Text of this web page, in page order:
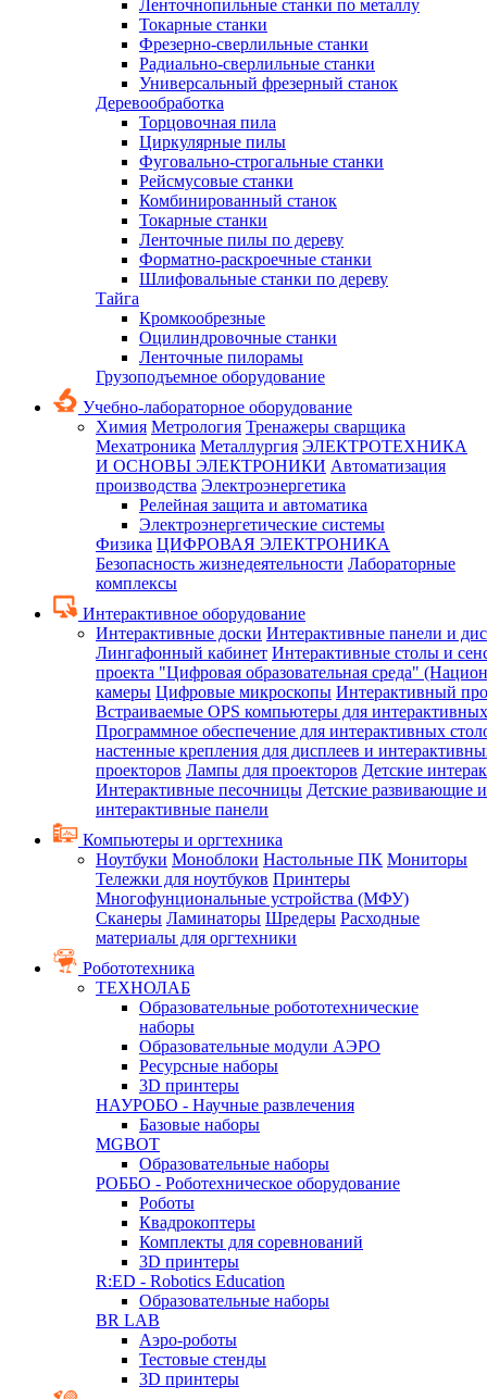
Ленточнопильные станки по металлу
Токарные станки
Фрезерно-сверлильные станки
Радиально-сверлильные станки
Универсальный фрезерный станок
Деревообработка
Торцовочная пила
Циркулярные пилы
Фуговально-строгальные станки
Рейсмусовые станки
Комбинированный станок
Токарные станки
Ленточные пилы по дереву
Форматно-раскроечные станки
Шлифовальные станки по дереву
Тайга
Кромкообрезные
Оцилиндровочные станки
Ленточные пилорамы
Грузоподъемное оборудование
Учебно-лабораторное оборудование
Химия Метрология Тренажеры сварщика
Мехатроника Металлургия ЭЛЕКТРОТЕХНИКА
И ОСНОВЫ ЭЛЕКТРОНИКИ Автоматизация
производства Электроэнергетика
Релейная защита и автоматика
Электроэнергетические системы
Физика ЦИФРОВАЯ ЭЛЕКТРОНИКА
Безопасность жизнедеятельности Лабораторные
комплексы
Интерактивное оборудование
Интерактивные доски Интерактивные панели и
Лингафонный кабинет Интерактивные столы и
проекта "Цифровая образовательная среда"
камеры Цифровые микроскопы Интерактивный
Встраиваемые OPS компьютеры для
Программное обеспечение для интерактивных
настенные крепления для дисплеев и
проекторов Лампы для проекторов Детские
Интерактивные песочницы Детские развивающие
интерактивные панели
Компьютеры и оргтехника
Ноутбуки Моноблоки Настольные ПК Мониторы
Тележки для ноутбуков Принтеры
Многофунциональные устройства (МФУ)
Сканеры Ламинаторы Шредеры Расходные
материалы для оргтехники
Робототехника
ТЕХНОЛАБ
Образовательные робототехнические
наборы
Образовательные модули АЭРО
Ресурсные наборы
3D принтеры
НАУРОБО - Научные развлечения
Базовые наборы
MGBOT
Образовательные наборы
РОББО - Роботехническое оборудование
Роботы
Квадрокоптеры
Комплекты для соревнований
3D принтеры
R:ED - Robotics Education
Образовательные наборы
BR LAB
Аэро-роботы
Тестовые стенды
3D принтеры